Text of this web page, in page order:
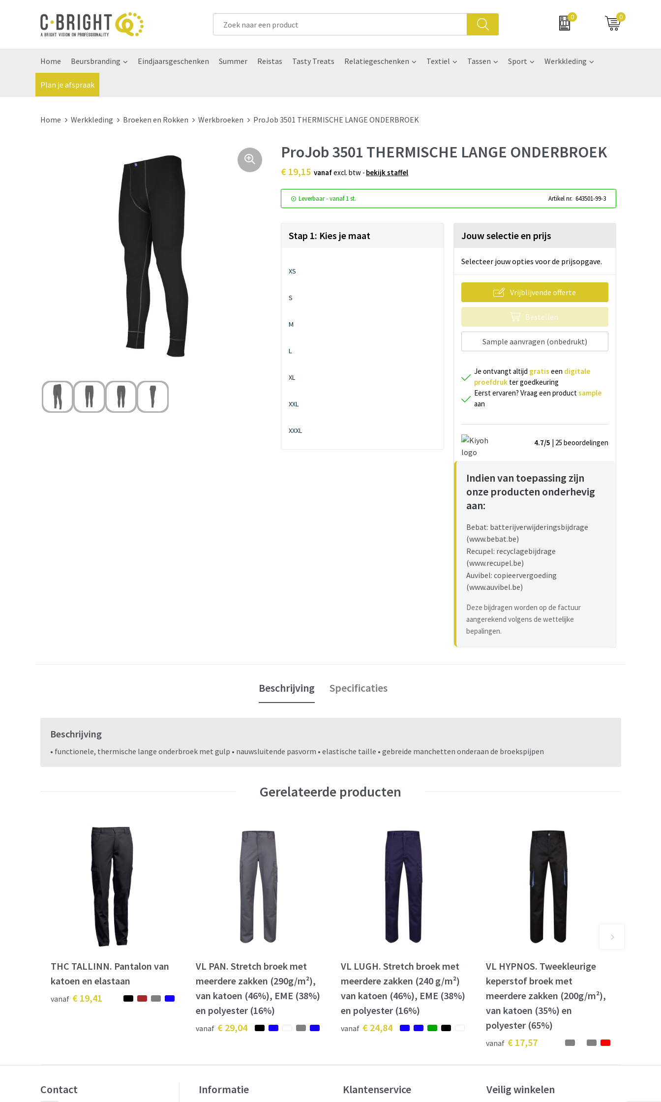
0 0
Home Beursbranding Eindjaarsgeschenken Summer Reistas Tasty Treats Relatiegeschenken Textiel Tassen Sport Werkkleding
Plan je afspraak
Home Werkkleding Broeken en Rokken Werkbroeken ProJob 3501 THERMISCHE LANGE ONDERBROEK
ProJob 3501 THERMISCHE LANGE ONDERBROEK
€ 19,15 vanafexcl. btw - bekijk staffel
Leverbaar-vanaf1 st. Artikel nr. 643501-99-3
Stap 1: Kies je maat
XS
S
M
L
XL
XXL
XXXL
Jouw selectie en prijs
Selecteer jouw opties voor de prijsopgave.
Vrijblijvende offerte
Bestellen
Sample aanvragen (onbedrukt)
Je ontvangt altijd gratis een digitale
proefdrukter goedkeuring
Eerst ervaren? Vraag een productsample
aan
4.7/5 | 25 beoordelingen
Indien van toepassing zijn
onze producten onderhevig
aan:
Bebat: batterijverwijderingsbijdrage
(www.bebat.be)
Recupel: recyclagebijdrage
(www.recupel.be)
Auvibel: copieervergoeding
(www.auvibel.be)
Deze bijdragen worden op de factuur
aangerekend volgens de wettelijke
bepalingen.
Beschrijving Specificaties
Beschrijving
• functionele, thermische lange onderbroek met gulp • nauwsluitende pasvorm • elastische taille • gebreide manchetten onderaan de broekspijpen
Gerelateerde producten
THC TALLINN. Pantalon van
katoen en elastaan
vanaf € 19,41
VL PAN. Stretch broek met
meerdere zakken (290g/m²),
van katoen (46%), EME (38%)
en polyester (16%)
vanaf € 29,04
VL LUGH. Stretch broek met
meerdere zakken (240 g/m²)
van katoen (46%), EME (38%)
en polyester (16%)
vanaf € 24,84
VL HYPNOS. Tweekleurige
keperstof broek met
meerdere zakken (200g/m²),
van katoen (35%) en
polyester (65%)
vanaf € 17,57
Contact Informatie Klantenservice Veilig winkelen